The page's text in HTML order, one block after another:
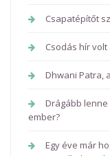
Csapatépítőt
Csodás hír
Dhwani Patra,
Drágább
ember?
Egy éve már